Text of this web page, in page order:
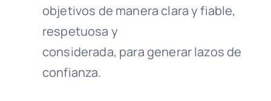
objetivos de manera clara y fiable,
respetuosa y
considerada, para generar lazos de
confianza.